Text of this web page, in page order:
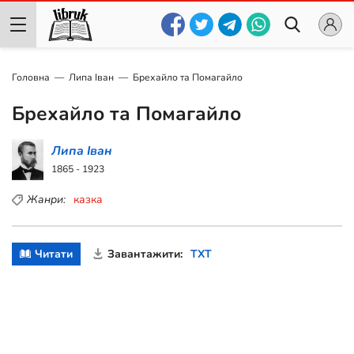
Головна Липа Іван Брехайло та Помагайло
Брехайло та Помагайло
Липа Іван
1865 - 1923
Жанри: казка
Читати Завантажити: TXT